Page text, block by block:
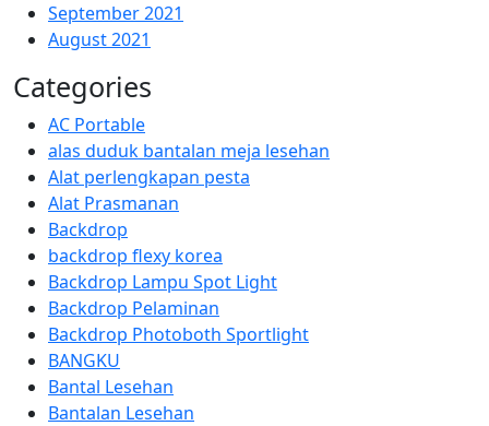
September 2021
August 2021
Categories
AC Portable
alas duduk bantalan meja lesehan
Alat perlengkapan pesta
Alat Prasmanan
Backdrop
backdrop flexy korea
Backdrop Lampu Spot Light
Backdrop Pelaminan
Backdrop Photoboth Sportlight
BANGKU
Bantal Lesehan
Bantalan Lesehan